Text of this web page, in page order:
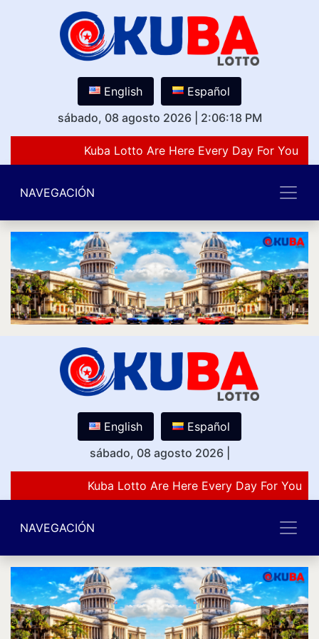
English
Español
sábado, 08 agosto 2026
2:06:18 PM
Kuba Lotto Are Here Every Day For You
NAVEGACIÓN
English
Español
sábado, 08 agosto 2026
Kuba Lotto Are Here Every Day For You
NAVEGACIÓN